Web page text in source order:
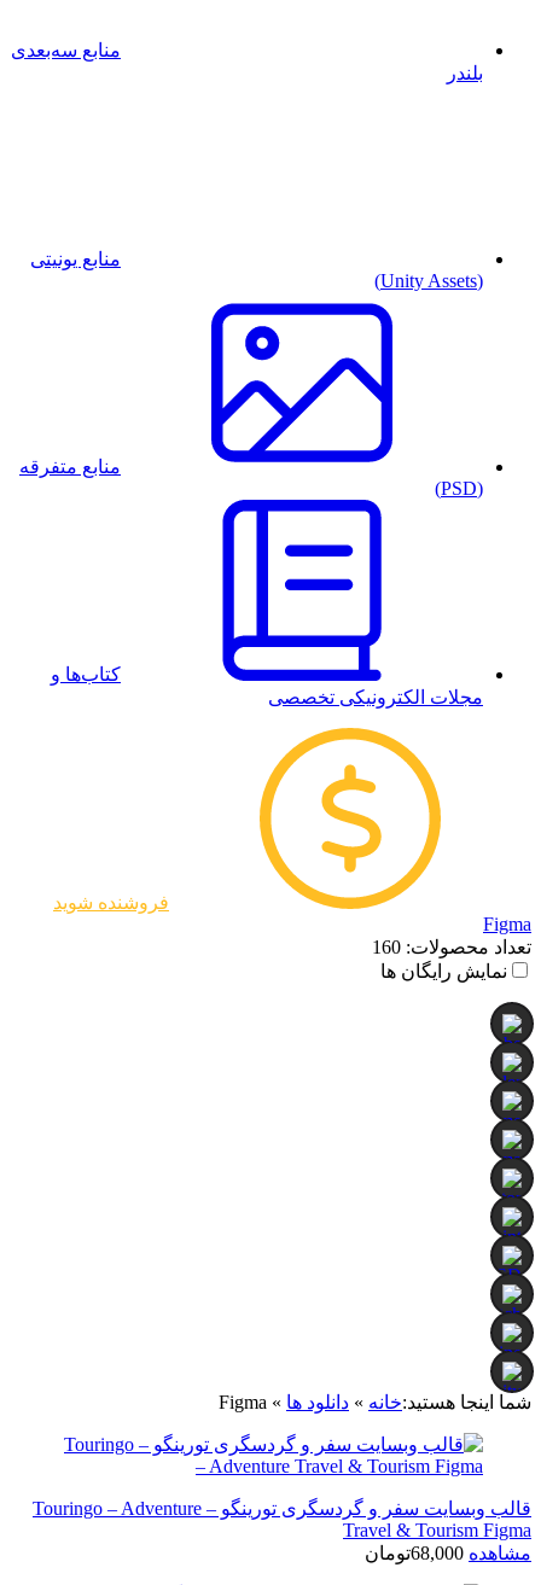
منابع سه‌بعدی
بلندر
منابع یونیتی
(Unity Assets)
منابع متفرقه
(PSD)
کتاب‌ها و
مجلات الکترونیکی تخصصی
فروشنده شوید
Figma
تعداد محصولات: 160
نمایش رایگان ها
شما اینجا هستید:خانه » دانلود ها »
Figma
قالب وبسایت سفر و گردسگری تورینگو – Touringo – Adventure
Travel & Tourism Figma
مشاهده 68,000تومان